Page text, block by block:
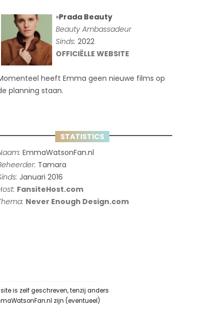
»Prada Beauty
Beauty Ambassadeur
Sinds:2022
OFFICIËLLE WEBSITE
heeft Emma geen nieuwe films op
planning staan.
STATISTICS
EmmaWatsonFan.nl
Tamara
Januari 2016
FansiteHost.com
Never Enough Design.com
is zelf geschreven, tenzij anders
zijn (eventueel)